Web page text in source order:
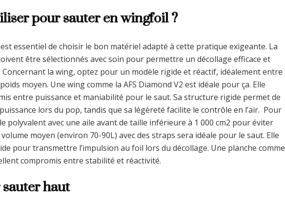
pour sauter en wingfoil ?
essentiel de choisir le bon matériel adapté à cette pratique exigeante. La
être sélectionnés avec soin pour permettre un décollage efficace et
la wing, optez pour un modèle rigide et réactif, idéalement entre
moyen. Une wing comme la AFS Diamond V2 est idéale pour ça. Elle
entre puissance et maniabilité pour le saut. Sa structure rigide permet de
lors du pop, tandis que sa légèreté facilite le contrôle en l’air. Pour
polyvalent avec une aile avant de taille inférieure à 1 000 cm2 pour éviter
moyen (environ 70-90L) avec des straps sera idéale pour le saut. Elle
pour transmettre l’impulsion au foil lors du décollage. Une planche comme
compromis entre stabilité et réactivité.
sauter haut